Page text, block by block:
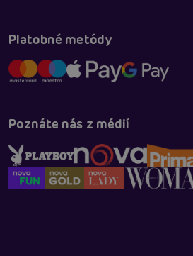
Platobné metódy
Poznáte nás z médií